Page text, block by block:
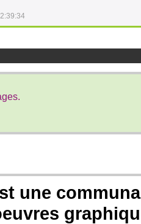
une